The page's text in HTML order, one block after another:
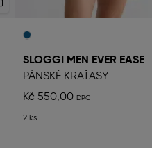
SLOGGI MEN EVER EASE
PÁNSKÉ KRAŤASY
Kč 550,00
2 ks